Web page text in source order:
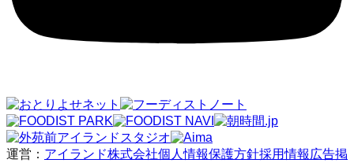
運営： アイランド株式会社個人情報保護方針採用情報広告掲